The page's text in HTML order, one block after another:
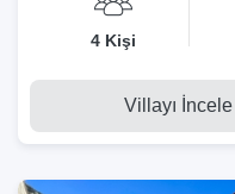
4 Kişi
Villayı İncele